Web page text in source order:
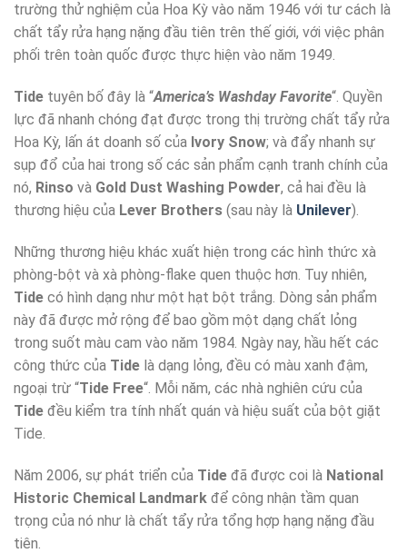
trường thử nghiệm của Hoa Kỳ vào năm 1946 với tư cách là
chất tẩy rửa hạng nặng đầu tiên trên thế giới, với việc phân
phối trên toàn quốc được thực hiện vào năm 1949.
Tide tuyên bố đây là “America’s Washday Favorite“. Quyền
lực đã nhanh chóng đạt được trong thị trường chất tẩy rửa
Hoa Kỳ, lấn át doanh số của Ivory Snow; và đẩy nhanh sự
sụp đổ của hai trong số các sản phẩm cạnh tranh chính của
nó, Rinso và Gold Dust Washing Powder, cả hai đều là
thương hiệu của Lever Brothers (sau này là Unilever).
Những thương hiệu khác xuất hiện trong các hình thức xà
phòng-bột và xà phòng-flake quen thuộc hơn. Tuy nhiên,
Tide có hình dạng như một hạt bột trắng. Dòng sản phẩm
này đã được mở rộng để bao gồm một dạng chất lỏng
trong suốt màu cam vào năm 1984. Ngày nay, hầu hết các
công thức của Tide là dạng lỏng, đều có màu xanh đậm,
ngoại trừ “Tide Free“. Mỗi năm, các nhà nghiên cứu của
Tide đều kiểm tra tính nhất quán và hiệu suất của bột giặt
Tide.
Năm 2006, sự phát triển của Tide đã được coi là National
Historic Chemical Landmark để công nhận tầm quan
trọng của nó như là chất tẩy rửa tổng hợp hạng nặng đầu
tiên.